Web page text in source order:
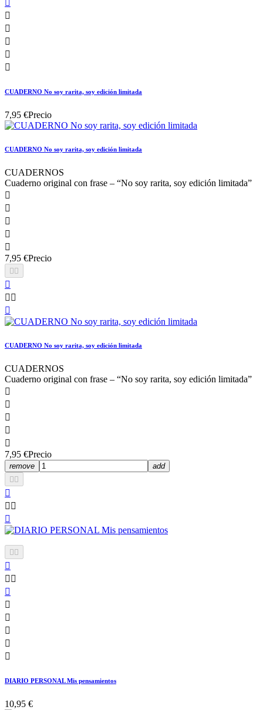






CUADERNO No soy rarita, soy edición limitada
7,95 €Precio
CUADERNO No soy rarita, soy edición limitada
CUADERNOS
Cuaderno original con frase – “No soy rarita, soy edición limitada”





7,95 €Precio
 

 

CUADERNO No soy rarita, soy edición limitada
CUADERNOS
Cuaderno original con frase – “No soy rarita, soy edición limitada”





7,95 €Precio
remove
add
 

 

 

 






DIARIO PERSONAL Mis pensamientos
10,95 €